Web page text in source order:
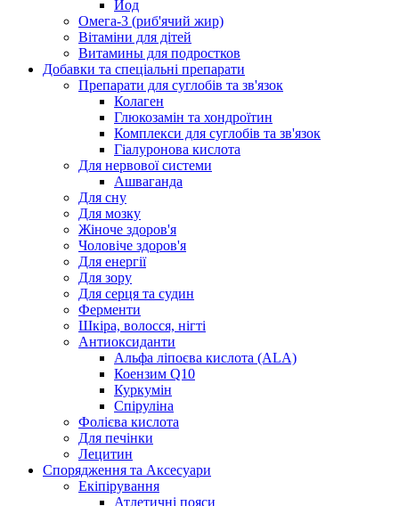
Йод
Омега-3 (риб'ячий жир)
Вітаміни для дітей
Витамины для подростков
Добавки та спеціальні препарати
Препарати для суглобів та зв'язок
Колаген
Глюкозамін та хондроїтин
Комплекси для суглобів та зв'язок
Гіалуронова кислота
Для нервової системи
Ашваганда
Для сну
Для мозку
Жіноче здоров'я
Чоловіче здоров'я
Для енергії
Для зору
Для серця та судин
Ферменти
Шкіра, волосся, нігті
Антиоксиданти
Альфа ліпоєва кислота (ALA)
Коензим Q10
Куркумін
Спіруліна
Фолієва кислота
Для печінки
Лецитин
Спорядження та Аксесуари
Екіпірування
Атлетичні пояси